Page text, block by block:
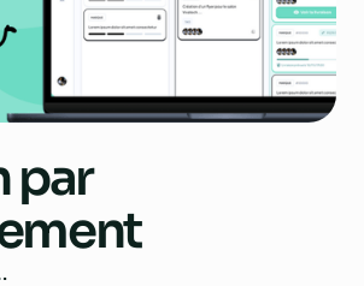
par